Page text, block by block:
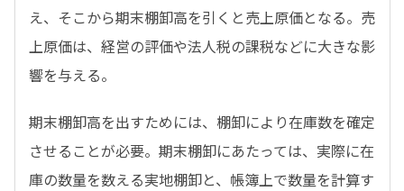
え、そこから期末棚卸高を引くと売上原価となる。売
上原価は、経営の評価や法人税の課税などに大きな影
響を与える。
期末棚卸高を出すためには、棚卸により在庫数を確定
させることが必要。期末棚卸にあたっては、実際に在
庫の数量を数える実地棚卸と、帳簿上で数量を計算す